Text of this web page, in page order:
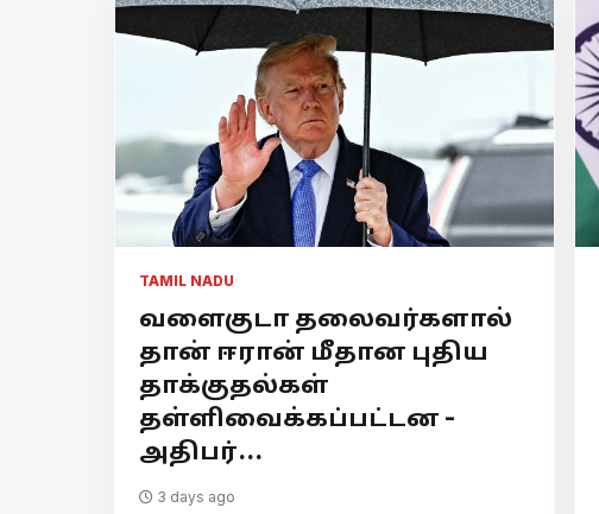
TAMIL NADU
வளைகுடா தலைவர்களால்
தான் ஈரான் மீதான புதிய
தாக்குதல்கள்
தள்ளிவைக்கப்பட்டன -
அதிபர்...
3 days ago